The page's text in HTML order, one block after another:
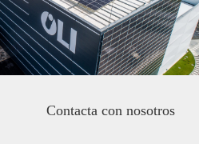
Contacta con nosotros